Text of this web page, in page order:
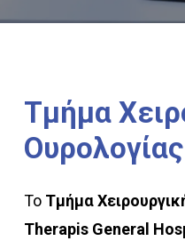
Τμήμα
Ουρολογίας
Το Τμήμα
Therapis General